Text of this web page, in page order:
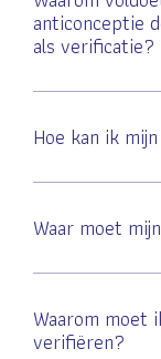
anticonceptie
als verificatie?
Hoe kan ik
Waar moet
Waarom moet
verifiëren?